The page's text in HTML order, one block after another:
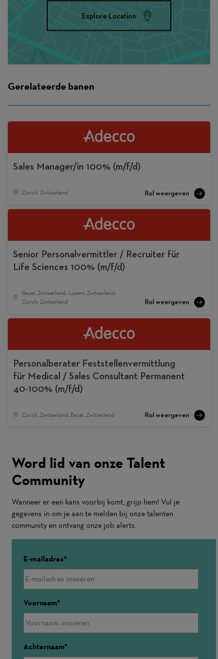
Explore Location
Gerelateerde banen
Sales Manager/in 100% (m/f/d)
Zürich, Zwitserland
Senior Personalvermittler / Recruiter für
Life Sciences 100% (m/f/d)
Bazel, Zwitserland, Luzern, Zwitserland,
Zürich, Zwitserland
Personalberater Feststellenvermittlung
für Medical / Sales Consultant Permanent
40-100% (m/f/d)
Zürich, Zwitserland, Bazel, Zwitserland
Word lid van onze Talent
Community
Wanneer er een kans voorbij komt, grijp hem! Vul je
gegevens in om je aan te melden bij onze talenten
community en ontvang onze job alerts.
E-mailadres
Voornaam
Achternaam